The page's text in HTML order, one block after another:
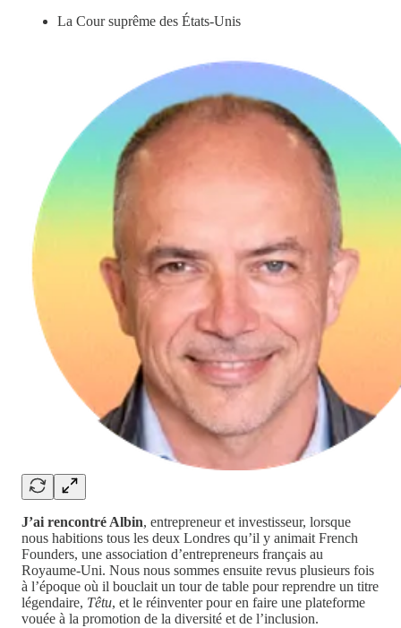
La Cour suprême des États-Unis
J’ai rencontré Albin, entrepreneur et investisseur, lorsque
nous habitions tous les deux Londres qu’il y animait French
Founders, une association d’entrepreneurs français au
Royaume-Uni. Nous nous sommes ensuite revus plusieurs fois
à l’époque où il bouclait un tour de table pour reprendre un titre
légendaire, Têtu, et le réinventer pour en faire une plateforme
vouée à la promotion de la diversité et de l’inclusion.